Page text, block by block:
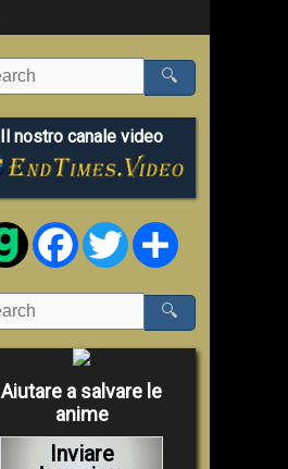
🔍
Il nostro canale video
FacebookTwitter
🔍
Aiutare a salvare le
anime
Inviare